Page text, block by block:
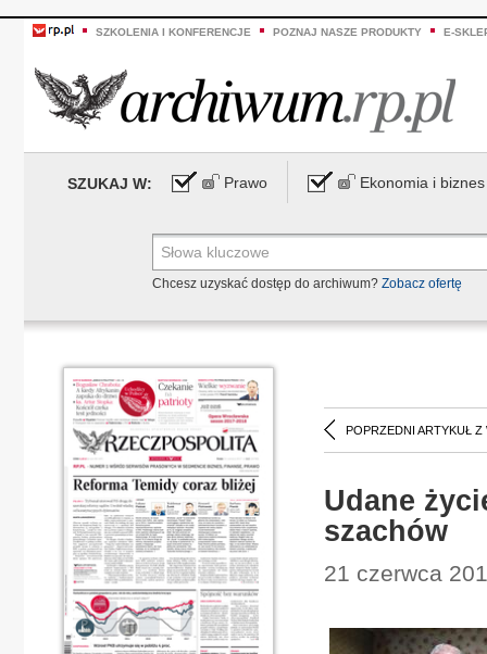
SZKOLENIA I KONFERENCJE POZNAJ NASZE PRODUKTY E-
SZUKAJ W: Prawo Ekonomia i biznes
Chcesz uzyskać dostęp do archiwum? Zobacz ofertę
POPRZEDNI ARTYKUŁ Z
Udane
szachów
21 czerwca